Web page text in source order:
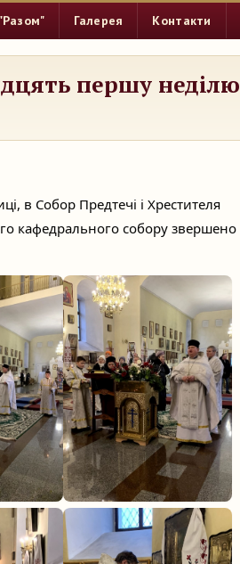
Галерея Контакти
першу неділю
в Собор Предтечі і Хрестителя
кафедрального собору звершено